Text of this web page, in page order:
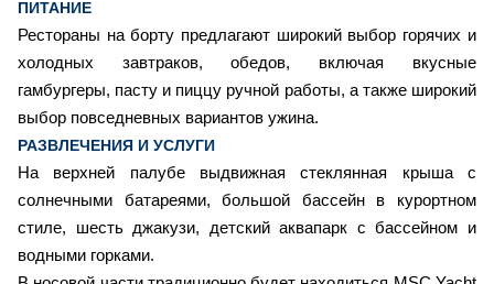
ПИТАНИЕ
Рестораны на борту предлагают широкий выбор горячих и
холодных завтраков, обедов, включая вкусные
гамбургеры, пасту и пиццу ручной работы, а также широкий
выбор повседневных вариантов ужина.
РАЗВЛЕЧЕНИЯ И УСЛУГИ
На верхней палубе выдвижная стеклянная крыша с
солнечными батареями, большой бассейн в курортном
стиле, шесть джакузи, детский аквапарк с бассейном и
водными горками.